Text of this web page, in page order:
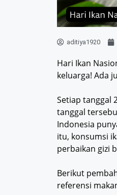
aditiya1920
Hari Ikan
keluarga! Ada
Setiap tanggal
tanggal
Indonesia
itu, konsumsi
perbaikan gizi
Berikut
referensi